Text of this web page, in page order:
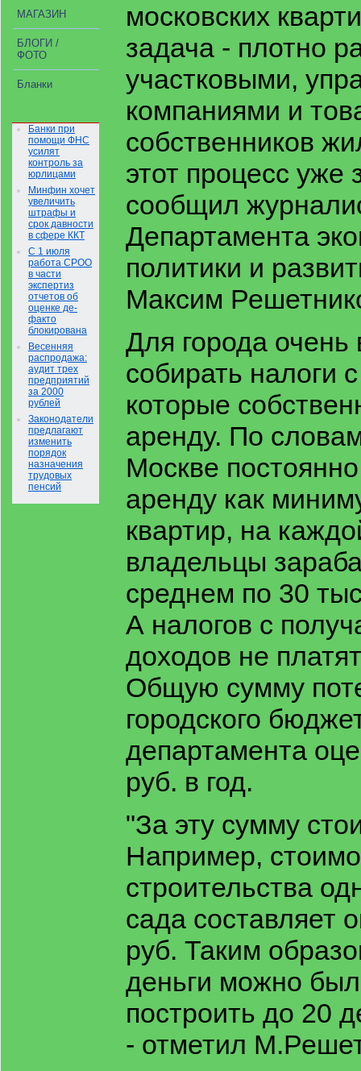
МАГАЗИН
БЛОГИ /
ФОТО
Бланки
Банки при
помощи ФНС
усилят
контроль за
юрлицами
Минфин хочет
увеличить
штрафы и
срок давности
в сфере ККТ
С 1 июля
работа СРОО
в части
экспертиз
отчетов об
оценке де-
факто
блокирована
Весенняя
распродажа:
аудит трех
предприятий
за 2000
рублей
Законодатели
предлагают
изменить
порядок
назначения
трудовых
пенсий
московских
задача - плотно
участковыми,
компаниями и
собственников
этот процесс уже
сообщил
Департамента
политики и
Максим
Для города очень
собирать налоги
которые
аренду. По
Москве
аренду как
квартир, на
владельцы
среднем по 30
А налогов с
доходов не
Общую сумму
городского
департамента
руб. в год.
"За эту сумму
Например,
строительства
сада составляет
руб. Таким
деньги можно
построить до 20
- отметил